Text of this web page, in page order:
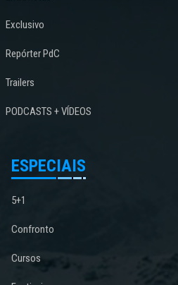
Exclusivo
Repórter PdC
Trailers
PODCASTS + VÍDEOS
ESPECIAIS
5+1
Confronto
Cursos